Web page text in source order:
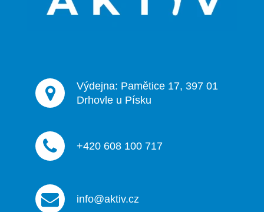
Výdejna: Pamětice 17, 397 01
Drhovle u Písku
+420 608 100 717
info@aktiv.cz